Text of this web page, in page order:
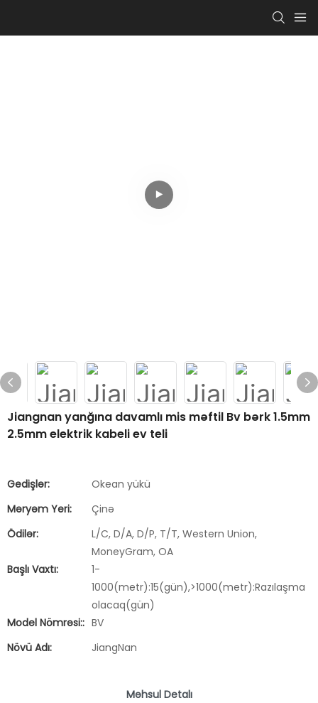
Jiangnan yanğına davamlı mis məftil Bv bərk 1.5mm
2.5mm elektrik kabeli ev teli
Gedişlər:
Okean yükü
Məryəm Yeri:
Çinə
Ödilər:
L/C, D/A, D/P, T/T, Western Union,
MoneyGram, OA
Başlı Vaxtı:
1-
1000(metr):15(gün),>1000(metr):Razılaşma
olacaq(gün)
Model Nömrəsi:: BV
Növü Adı:
JiangNan
Məhsul Detalı